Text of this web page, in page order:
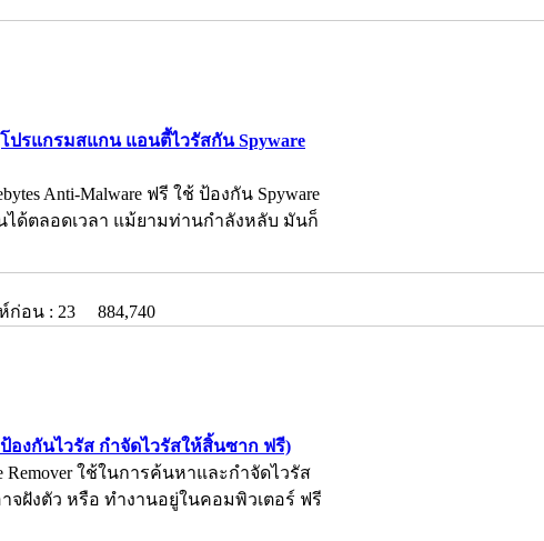
โปรแกรมสแกน แอนตี้ไวรัสกัน Spyware
Anti-Malware ฟรี ใช้ ป้องกัน Spyware
ได้ตลอดเวลา แม้ยามท่านกำลังหลับ มันก็
ก่อน : 23
884,740
องกันไวรัส กำจัดไวรัสให้สิ้นซาก ฟรี)
ใช้ในการค้นหาและกำจัดไวรัส
จฝังตัว หรือ ทำงานอยู่ในคอมพิวเตอร์ ฟรี